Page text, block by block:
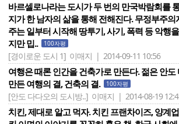
바르셀로나라는 도시가 두 번의 만국박람회를
지가 한 남자의 삶을 통해 전해진다. 무정부주의
주는 일부터 시작해 땅투기, 사기, 폭력 등 악행
지만 밉..
100자평
[경이로운 도시 1] 이매지 | 2014-09-11 10:56
여행은 때론 인간을 건축가로 만든다. 젊은 안
만든 여행의 결, 건축의 결.
100자평
[안도 다다오의 도시방..] 이매지 | 2014-08-19
치킨, 제대로 알고 먹자. 치킨 프랜차이즈, 양계